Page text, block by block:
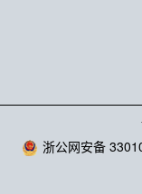
浙公网安备